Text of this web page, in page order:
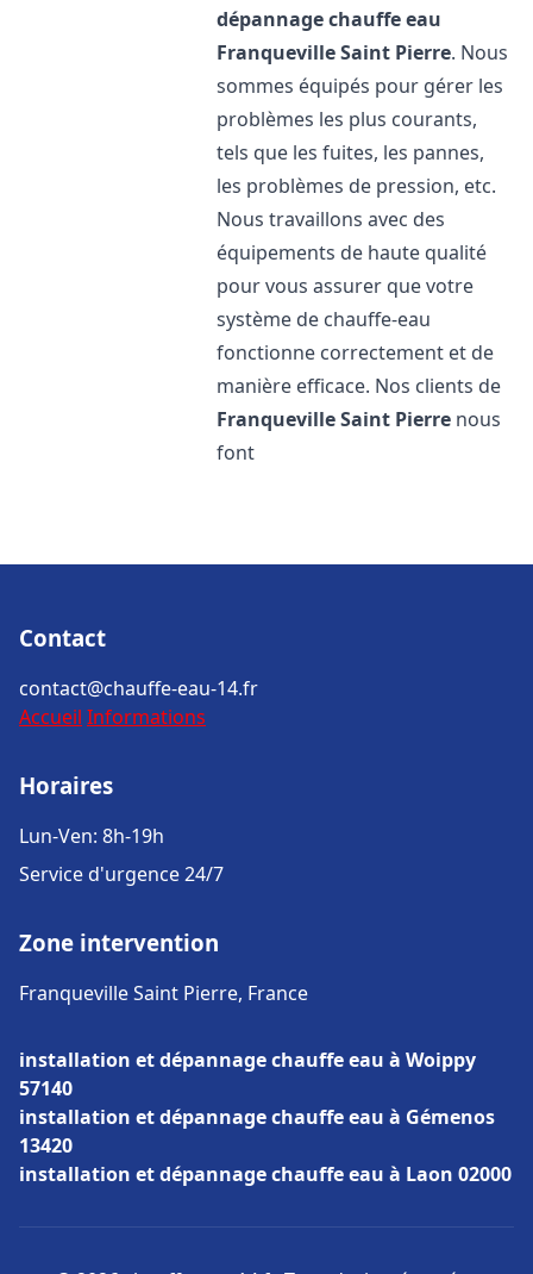
dépannage chauffe eau
Franqueville Saint Pierre. Nous
sommes équipés pour gérer les
problèmes les plus courants,
tels que les fuites, les pannes,
les problèmes de pression, etc.
Nous travaillons avec des
équipements de haute qualité
pour vous assurer que votre
système de chauffe-eau
fonctionne correctement et de
manière efficace. Nos clients de
Franqueville Saint Pierre nous
font
Contact
contact@chauffe-eau-14.fr
Accueil Informations
Horaires
Lun-Ven: 8h-19h
Service d'urgence 24/7
Zone intervention
Franqueville Saint Pierre, France
installation et dépannage chauffe eau à Woippy
57140
installation et dépannage chauffe eau à Gémenos
13420
installation et dépannage chauffe eau à Laon 02000